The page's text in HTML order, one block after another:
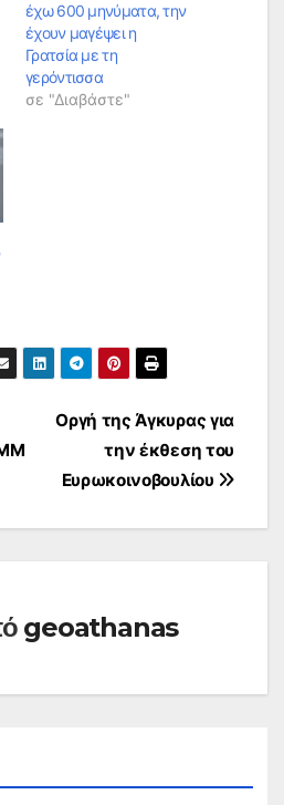
έχω 600 μηνύματα, την
έχουν μαγέψει η
Γρατσία με τη
γερόντισσα
σε "Διαβάστε"
Οργή της Άγκυρας για
την έκθεση του
Ευρωκοινοβουλίου
geoathanas